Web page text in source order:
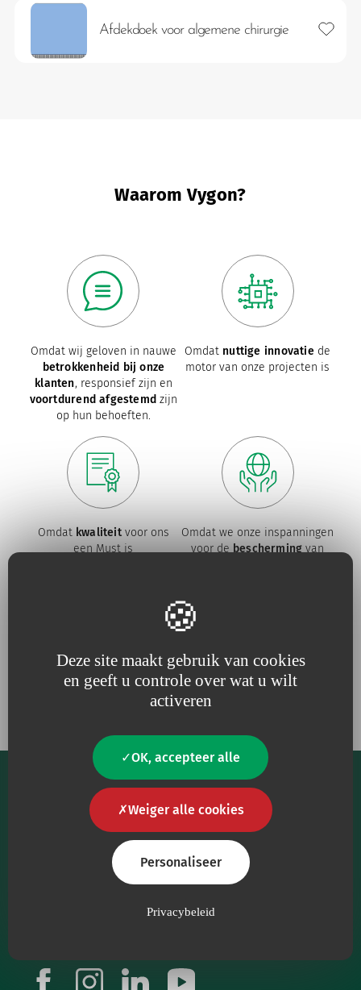
Deze site maakt gebruik van cookies
en geeft u controle over wat u wilt
activeren
OK, accepteer alle
Weiger alle cookies
Personaliseer
Privacybeleid
Afdekdoek voor algemene chirurgie
Waarom Vygon?
Omdat wij geloven in nauwe
betrokkenheid bij onze
klanten, responsief zijn en
voortdurend afgestemdzijn
op hun behoeften.
Omdat nuttige innovatiede
motor van onze projecten is
Omdat kwaliteitvoor ons
een Must is
Omdat we onze inspanningen
voor de bescherming van
Onze verbintenissen
Onze kernmissie is om zorgverleners te voorzien
facebookinstagramlinkedin